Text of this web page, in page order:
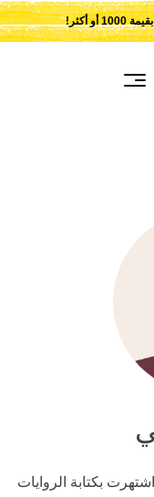
أكثر!
بكتابة الروايات